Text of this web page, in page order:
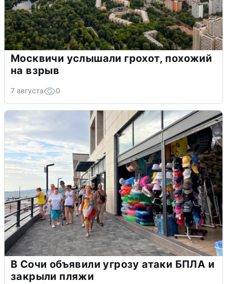
Москвичи услышали грохот, похожий
на взрыв
7 августа 0
В Сочи объявили угрозу атаки БПЛА и
закрыли пляжи